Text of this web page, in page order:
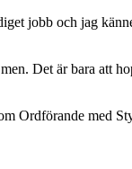
jobb och jag
Det är bara att
Ordförande med